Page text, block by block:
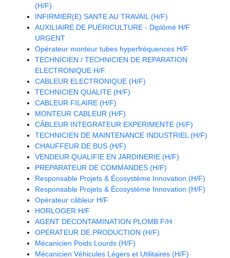
(H/F)
INFIRMIER(E) SANTE AU TRAVAIL (H/F)
AUXILIAIRE DE PUERICULTURE - Diplômé H/F
URGENT
Opérateur monteur tubes hyperfréquences H/F
TECHNICIEN / TECHNICIEN DE REPARATION
ELECTRONIQUE H/F
CABLEUR ELECTRONIQUE (H/F)
TECHNICIEN QUALITE (H/F)
CABLEUR FILAIRE (H/F)
MONTEUR CABLEUR (H/F)
CÂBLEUR INTEGRATEUR EXPERIMENTE (H/F)
TECHNICIEN DE MAINTENANCE INDUSTRIEL (H/F)
CHAUFFEUR DE BUS (H/F)
VENDEUR QUALIFIE EN JARDINERIE (H/F)
PREPARATEUR DE COMMANDES (H/F)
Responsable Projets & Écosystème Innovation (H/F)
Responsable Projets & Écosystème Innovation (H/F)
Opérateur câbleur H/F
HORLOGER H/F
AGENT DECONTAMINATION PLOMB F/H
OPERATEUR DE PRODUCTION (H/F)
Mécanicien Poids Lourds (H/F)
Mécanicien Véhicules Légers et Utilitaires (H/F)